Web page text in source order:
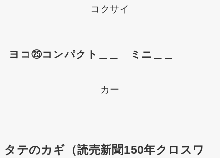
コクサイ
ヨコ㉕コンパクト＿＿ ミニ＿＿
カー
タテのカギ（読売新聞150年クロスワ